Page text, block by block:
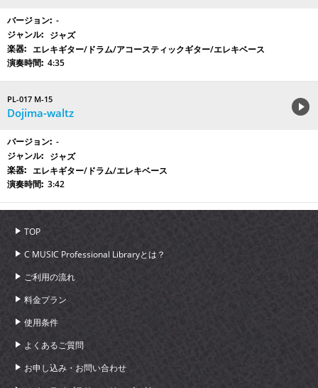
-
ジャズ
エレキギター/ドラム/アコースティックギター/エレキベース
4:35
PL-017 M-15
Dojima-waltz
-
ジャズ
エレキギター/ドラム/エレキベース
3:42
TOP
C MUSIC Professional Libraryとは？
ご利用の流れ
料金プラン
使用条件
よくあるご質問
お申し込み・お問い合わせ